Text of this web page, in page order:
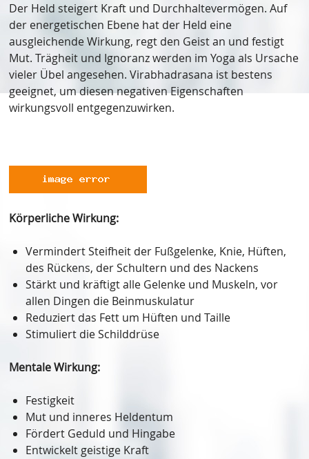
Der Held steigert Kraft und Durchhaltevermögen. Auf
der energetischen Ebene hat der Held eine
ausgleichende Wirkung, regt den Geist an und festigt
Mut. Trägheit und Ignoranz werden im Yoga als Ursache
vieler Übel angesehen. Virabhadrasana ist bestens
geeignet, um diesen negativen Eigenschaften
wirkungsvoll entgegenzuwirken.
Körperliche Wirkung:
Vermindert Steifheit der Fußgelenke, Knie, Hüften,
des Rückens, der Schultern und des Nackens
Stärkt und kräftigt alle Gelenke und Muskeln, vor
allen Dingen die Beinmuskulatur
Reduziert das Fett um Hüften und Taille
Stimuliert die Schilddrüse
Mentale Wirkung:
Festigkeit
Mut und inneres Heldentum
Fördert Geduld und Hingabe
Entwickelt geistige Kraft